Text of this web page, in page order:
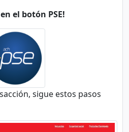
el botón PSE!
sigue estos pasos